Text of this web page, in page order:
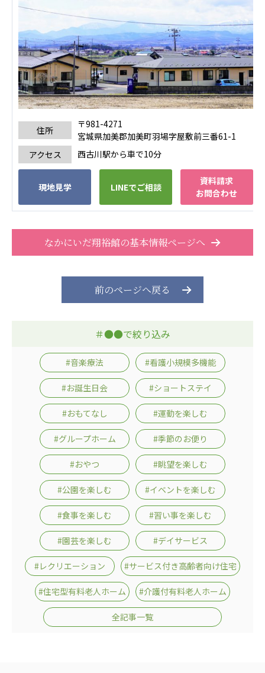
株式会社エネクト
海外グループ会社
美迪克（上海）商务咨询有限公司
共生（大連）商務諮詢有限公司
台灣善合股份有限公司
Angkor-Japan Friendship International
Hospital
クヴィアン小学校・カンボジア日本友好共生クヴ
ィアン中学校
カンボジア日本友好技術教育センター
NGO共生の家
G-COM JOINT STOCK COMPANY
海外子会社・合弁会社
瀋陽長者会
上海介護施設
住所
〒981-4271
宮城県加美郡加美町羽場字屋敷前三番61-1
アクセス
西古川駅から車で10分
現地見学 LINEでご相談
資料請求
お問合わせ
なかにいだ翔裕館の基本情報ページへ
前のページへ戻る
＃●●で絞り込み
#音楽療法 #看護小規模多機能
#お誕生日会 #ショートステイ
#おもてなし #運動を楽しむ
#グループホーム #季節のお便り
#おやつ #眺望を楽しむ
#公園を楽しむ #イベントを楽しむ
#食事を楽しむ #習い事を楽しむ
#園芸を楽しむ #デイサービス
#レクリエーション #サービス付き高齢者向け住宅
#住宅型有料老人ホーム #介護付有料老人ホーム
全記事一覧